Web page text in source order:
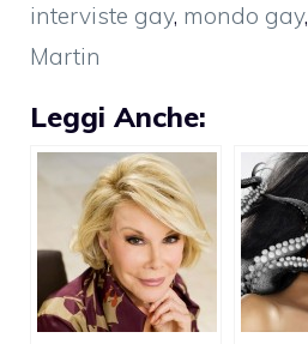
interviste gay, mondo gay,
Martin
Leggi Anche: